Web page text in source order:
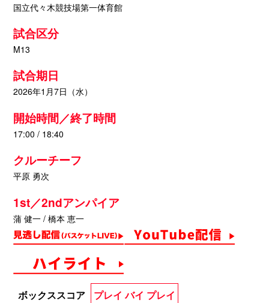
国立代々木競技場第一体育館
試合区分
M13
試合期日
2026年1月7日（水）
開始時間／終了時間
17:00 / 18:40
クルーチーフ
平原 勇次
1st／2ndアンパイア
蒲 健一 / 橋本 恵一
ボックススコア プレイ バイ プレイ